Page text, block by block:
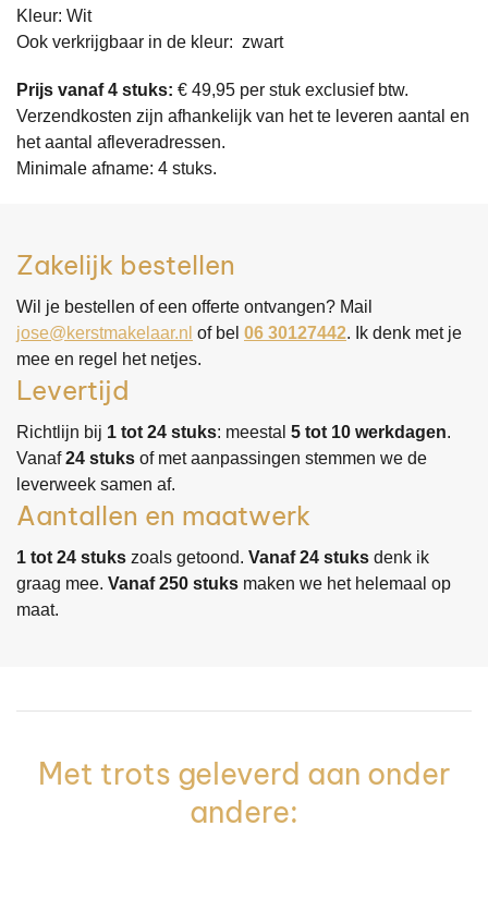
Kleur: Wit
Ook verkrijgbaar in de kleur: zwart
Prijs vanaf 4 stuks: € 49,95 per stuk exclusief btw.
​Verzendkosten zijn afhankelijk van het te leveren aantal en
het aantal afleveradressen.
Minimale afname: 4 stuks.
Zakelijk bestellen
Wil je bestellen of een offerte ontvangen? Mail
jose@kerstmakelaar.nl of bel 06 30127442. Ik denk met je
mee en regel het netjes.
Levertijd
Richtlijn bij 1 tot 24 stuks: meestal 5 tot 10 werkdagen.
Vanaf24 stuks of met aanpassingen stemmen we de
leverweek samen af.
Aantallen en maatwerk
1 tot 24 stuks zoals getoond. Vanaf 24 stuks denk ik
graag mee. Vanaf 250 stuks maken we het helemaal op
maat.
Met trots geleverd aan onder
andere: